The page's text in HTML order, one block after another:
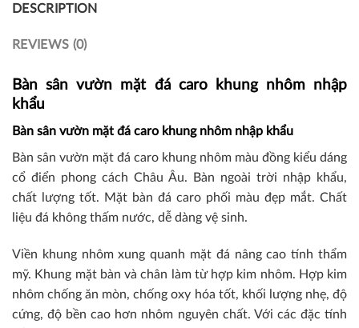
DESCRIPTION
REVIEWS (0)
Bàn sân vườn mặt đá caro khung nhôm nhập
khẩu
Bàn sân vườn mặt đá caro khung nhôm nhập khẩu
Bàn sân vườn mặt đá caro khung nhôm màu đồng kiểu dáng
cổ điển phong cách Châu Âu. Bàn ngoài trời nhập khẩu,
chất lượng tốt. Mặt bàn đá caro phối màu đẹp mắt. Chất
liệu đá không thấm nước, dễ dàng vệ sinh.
Viền khung nhôm xung quanh mặt đá nâng cao tính thẩm
mỹ. Khung mặt bàn và chân làm từ hợp kim nhôm. Hợp kim
nhôm chống ăn mòn, chống oxy hóa tốt, khối lượng nhẹ, độ
cứng, độ bền cao hơn nhôm nguyên chất. Với các đặc tính